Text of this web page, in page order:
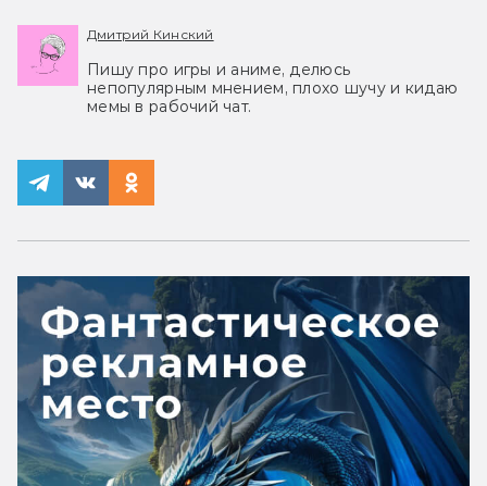
Дмитрий Кинский
Пишу про игры и аниме, делюсь
непопулярным мнением, плохо шучу и кидаю
мемы в рабочий чат.